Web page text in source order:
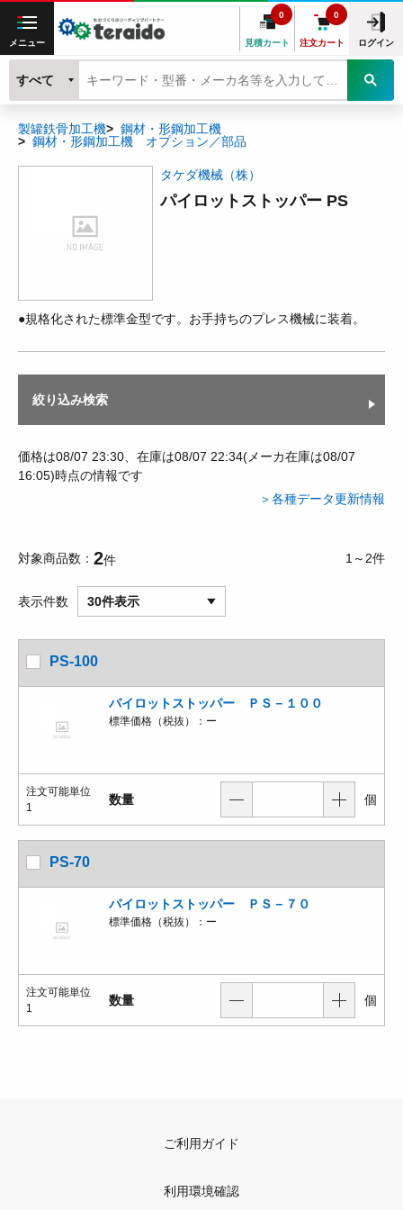
メニュー 見積カート
0
注文カート
0
ログイン
すべて
製罐鉄骨加工機
鋼材・形鋼加工機
鋼材・形鋼加工機 オプション／部品
タケダ機械（株）
パイロットストッパー PS
●規格化された標準金型です。お手持ちのプレス機械に装着。
絞り込み検索
価格は08/07 23:30、在庫は08/07 22:34(メーカ在庫は08/07
16:05)時点の情報です
＞各種データ更新情報
対象商品数 2件 1～2件
表示件数 30件表示
PS-100
パイロットストッパー ＰＳ－１００
標準価格（税抜）： ー
注文可能単位
1
数量 個
PS-70
パイロットストッパー ＰＳ－７０
標準価格（税抜）： ー
注文可能単位
1
数量 個
ご利用ガイド
利用環境確認